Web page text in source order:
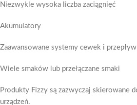
Niezwykle wysoka liczba zaciągnięć
Akumulatory
Zaawansowane systemy cewek i
Wiele smaków lub przełączane smaki
Produkty Fizzy są zazwyczaj skierowane
urządzeń.